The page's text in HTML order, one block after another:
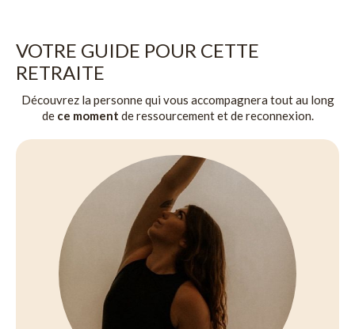
VOTRE GUIDE POUR CETTE
RETRAITE
Découvrez la personne qui vous accompagnera tout au long
de ce moment de ressourcement et de reconnexion.